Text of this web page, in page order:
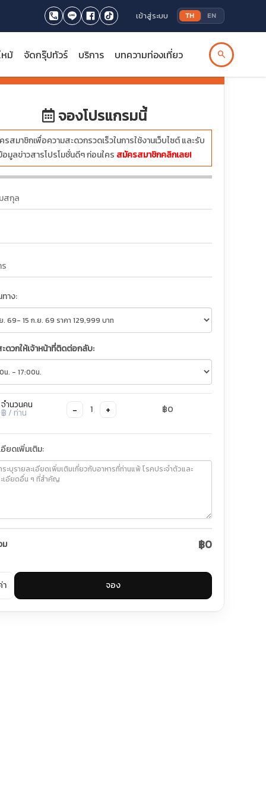
เข้าสู่ระบบ TH EN
หม้ จัดกรุ๊ปทัวร์ บริการ บทความท่องเที่ยว search
บาท
จองโปรแกรมนี้
สมาชิกเพื่อความสะดวกรวดเร็วในการใช้งานเว็บไซต์ และรับ
อมูลข่าวสารโปรโมชั่นดีๆ ก่อนใคร สมัครสมาชิกคลิกเลย!
าง:
ะดวกให้เจ้าหน้าที่ติดต่อกลับ:
จำนวนคน
฿ / ท่าน − 1 + ฿0
ยดเพิ่มเติม:
ม ฿0
า จอง